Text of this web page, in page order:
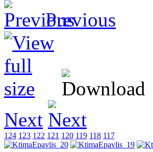
Previous
Next
124 123 122 121 120 119 118 117